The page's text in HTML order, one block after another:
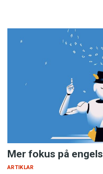
Mer fokus på
ARTIKLAR